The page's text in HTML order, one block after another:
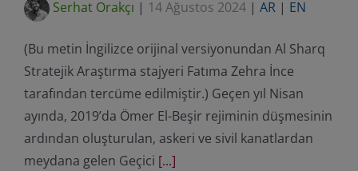
Serhat Orakçı | 14 Ağustos 2024 | AR | EN
(Bu metin İngilizce orijinal versiyonundan Al Sharq
Stratejik Araştırma stajyeri Fatıma Zehra İnce
tarafından tercüme edilmiştir.) Geçen yıl Nisan
ayında, 2019’da Ömer El-Beşir rejiminin düşmesinin
ardından oluşturulan, askeri ve sivil kanatlardan
meydana gelen Geçici [...]